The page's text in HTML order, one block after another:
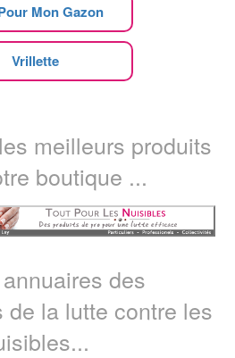
Mon Gazon
Vrillette
meilleurs produits
boutique ...
des
de la lutte contre les